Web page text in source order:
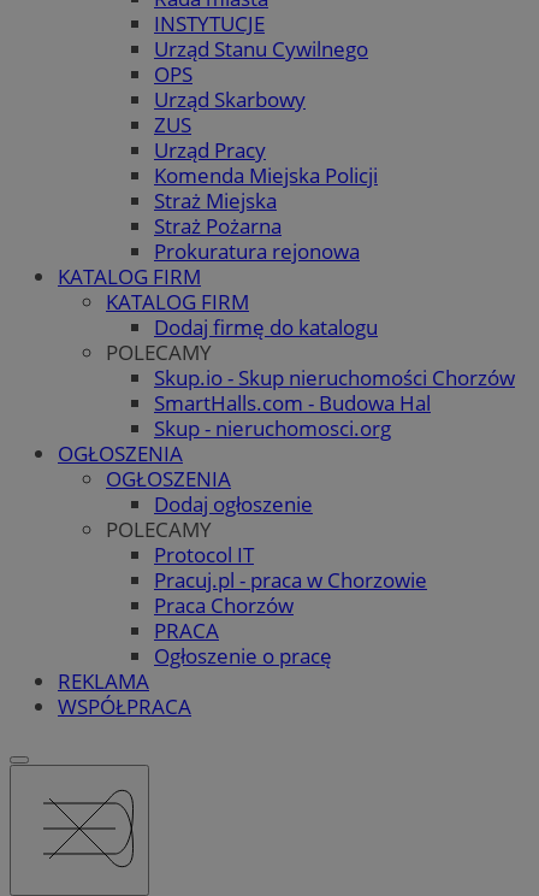
INSTYTUCJE
Urząd Stanu Cywilnego
OPS
Urząd Skarbowy
ZUS
Urząd Pracy
Komenda Miejska Policji
Straż Miejska
Straż Pożarna
Prokuratura rejonowa
KATALOG FIRM
KATALOG FIRM
Dodaj firmę do katalogu
POLECAMY
Skup.io - Skup nieruchomości Chorzów
SmartHalls.com - Budowa Hal
Skup - nieruchomosci.org
OGŁOSZENIA
OGŁOSZENIA
Dodaj ogłoszenie
POLECAMY
Protocol IT
Pracuj.pl - praca w Chorzowie
Praca Chorzów
PRACA
Ogłoszenie o pracę
REKLAMA
WSPÓŁPRACA